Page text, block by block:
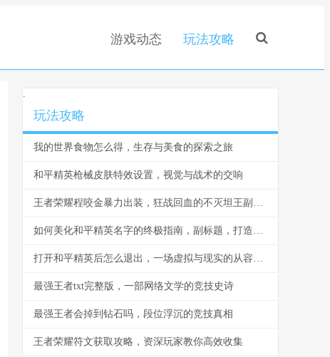
游戏动态 玩法攻略
.
玩法攻略
我的世界食物怎么得，生存与美食的探索之旅
和平精英枪械皮肤特效设置，视觉与战术的交响
王者荣耀程咬金暴力出装，狂战回血的不灭坦王副标题
如何美化和平精英名字的终极指南，副标题，打造独特战场标识的秘诀
打开和平精英后怎么退出，一场虚拟与现实的从容切换，副标题，资深玩家的退出哲学与游戏心流
最强王者txt完整版，一部网络文学的竞技史诗
最强王者会掉到钻石吗，段位浮沉的竞技真相
王者荣耀符文获取攻略，资深玩家教你高效收集